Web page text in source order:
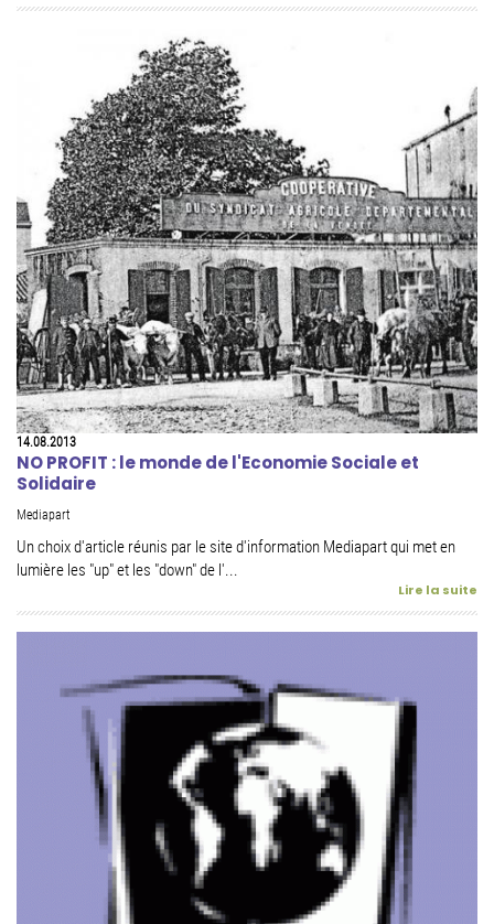
14.08.2013
NO PROFIT : le monde de l'Economie Sociale et
Solidaire
Mediapart
Un choix d'article réunis par le site d'information Mediapart qui met en
lumière les "up" et les "down" de l'...
Lire la suite